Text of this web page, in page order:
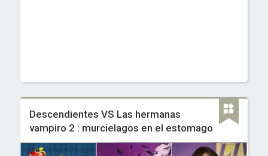
Descendientes VS Las hermanas
vampiro 2 : murcielagos en el estomago